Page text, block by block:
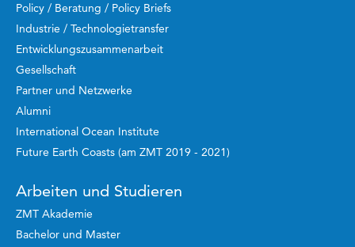
Policy / Beratung / Policy Briefs
Industrie / Technologietransfer
Entwicklungszusammenarbeit
Gesellschaft
Partner und Netzwerke
Alumni
International Ocean Institute
Future Earth Coasts (am ZMT 2019 - 2021)
Arbeiten und Studieren
ZMT Akademie
Bachelor und Master